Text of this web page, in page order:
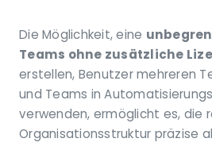
Die Möglichkeit, eine
Teams ohne zusätzliche
erstellen, Benutzer mehreren
und Teams in
verwenden, ermöglicht es, die
Organisationsstruktur präzise